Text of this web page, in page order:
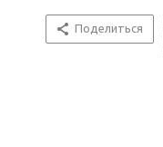
Поделиться